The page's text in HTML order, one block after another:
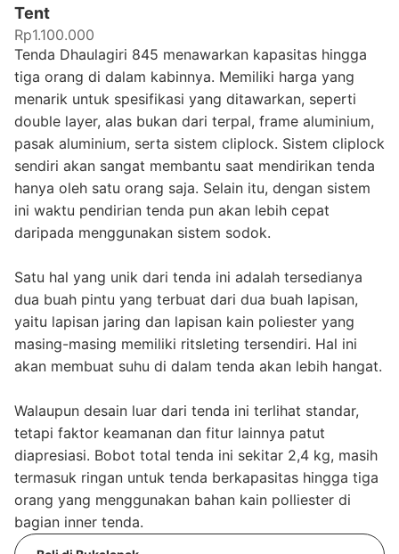
Tent
Rp1.100.000
Tenda Dhaulagiri 845 menawarkan kapasitas hingga
tiga orang di dalam kabinnya. Memiliki harga yang
menarik untuk spesifikasi yang ditawarkan, seperti
double layer, alas bukan dari terpal, frame aluminium,
pasak aluminium, serta sistem cliplock. Sistem cliplock
sendiri akan sangat membantu saat mendirikan tenda
hanya oleh satu orang saja. Selain itu, dengan sistem
ini waktu pendirian tenda pun akan lebih cepat
daripada menggunakan sistem sodok.
Satu hal yang unik dari tenda ini adalah tersedianya
dua buah pintu yang terbuat dari dua buah lapisan,
yaitu lapisan jaring dan lapisan kain poliester yang
masing-masing memiliki ritsleting tersendiri. Hal ini
akan membuat suhu di dalam tenda akan lebih hangat.
Walaupun desain luar dari tenda ini terlihat standar,
tetapi faktor keamanan dan fitur lainnya patut
diapresiasi. Bobot total tenda ini sekitar 2,4 kg, masih
termasuk ringan untuk tenda berkapasitas hingga tiga
orang yang menggunakan bahan kain polliester di
bagian inner tenda.